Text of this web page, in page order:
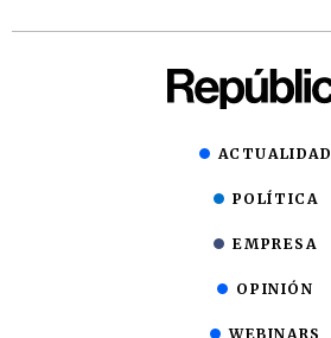
ACTUALIDAD
POLÍTICA
EMPRESA
OPINIÓN
WEBINARS